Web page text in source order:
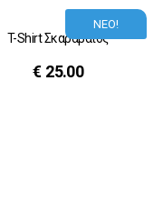
ΝΕΟ!
T-Shirt Σκαραβαίος
€ 25.00